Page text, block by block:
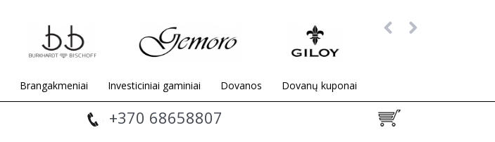
Brangakmeniai Investiciniai gaminiai Dovanos Dovanų kuponai
+370 68658807